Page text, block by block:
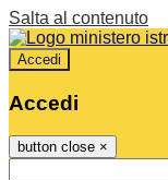
Salta al contenuto
Accedi
Accedi
button close ×